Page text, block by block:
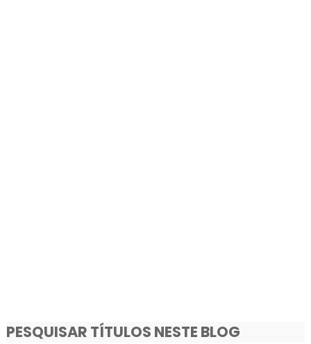
PESQUISAR TÍTULOS NESTE BLOG